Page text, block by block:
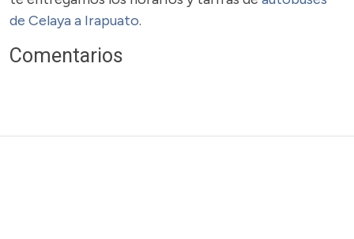
de Celaya a Irapuato.
Comentarios